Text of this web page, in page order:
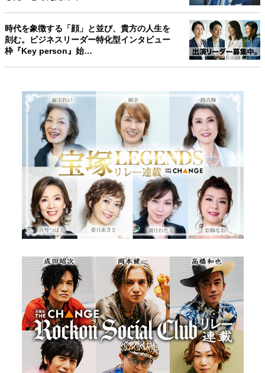
時代を象徴する「顔」と並び、貴方の人生を
刻む。ビジネスリーダー特化型インタビュー
枠『Key person』始…